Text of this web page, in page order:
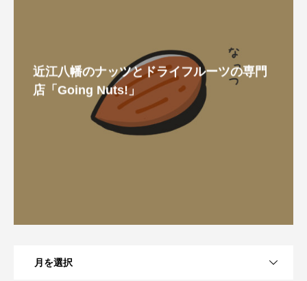
近江八幡のナッツとドライフルーツの専門
店「Going Nuts!」
月を選択